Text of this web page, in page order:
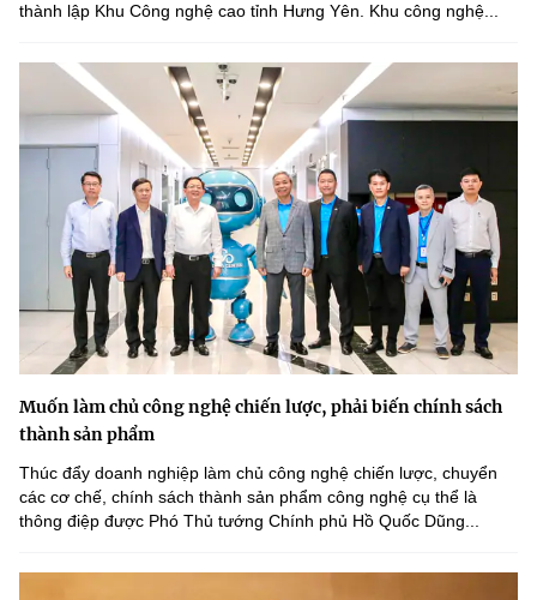
thành lập Khu Công nghệ cao tỉnh Hưng Yên. Khu công nghệ...
Muốn làm chủ công nghệ chiến lược, phải biến chính sách
thành sản phẩm
Thúc đẩy doanh nghiệp làm chủ công nghệ chiến lược, chuyển
các cơ chế, chính sách thành sản phẩm công nghệ cụ thể là
thông điệp được Phó Thủ tướng Chính phủ Hồ Quốc Dũng...